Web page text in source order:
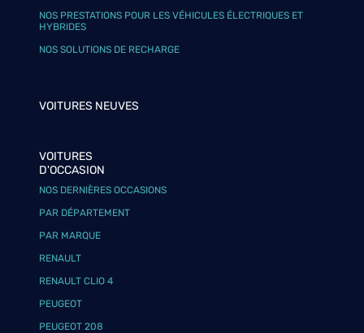
NOS PRESTATIONS POUR LES VÉHICULES ÉLECTRIQUES ET
HYBRIDES
NOS SOLUTIONS DE RECHARGE
VOITURES NEUVES
VOITURES
D'OCCASION
NOS DERNIÈRES OCCASIONS
PAR DÉPARTEMENT
PAR MARQUE
RENAULT
RENAULT CLIO 4
PEUGEOT
PEUGEOT 208